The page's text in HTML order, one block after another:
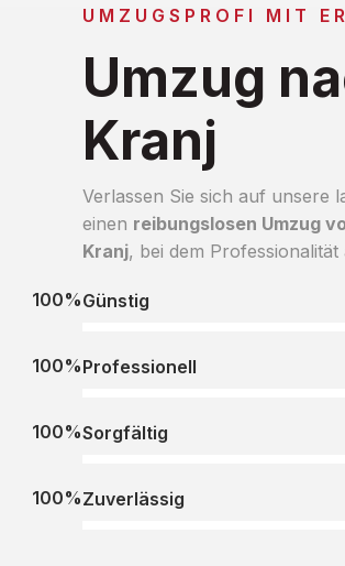
UMZUGSPROFI MIT
Umzug
Kranj
Verlassen Sie sich auf unsere
einen reibungslosen Umzug
Kranj, bei dem
Günstig
100%
Professionell
100%
Sorgfältig
100%
Zuverlässig
100%